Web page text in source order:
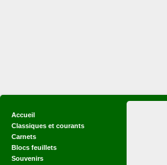
Accueil
Classiques et courants
Carnets
Blocs feuillets
Souvenirs